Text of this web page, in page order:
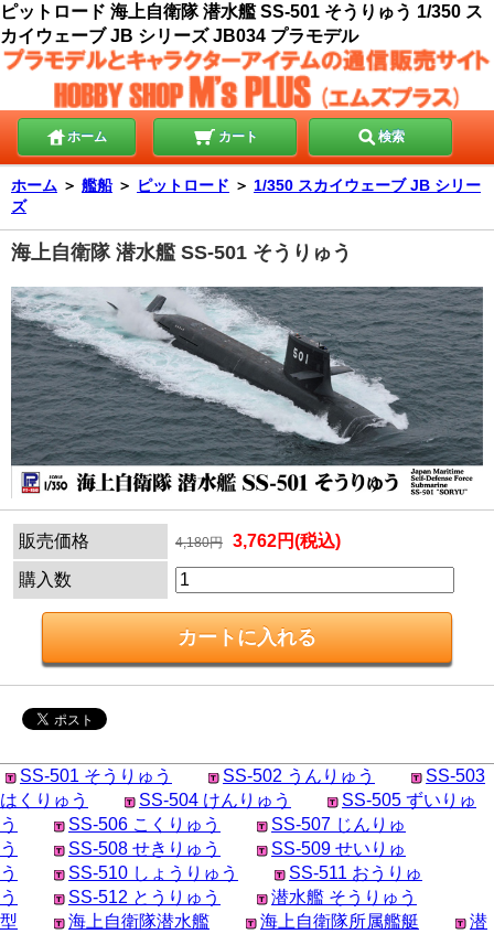
ピットロード 海上自衛隊 潜水艦 SS-501 そうりゅう 1/350 ス
カイウェーブ JB シリーズ JB034 プラモデル
ホーム カート 検索
ホーム ＞ 艦船＞ ピットロード ＞ 1/350 スカイウェーブ JB シリー
ズ
海上自衛隊 潜水艦 SS-501 そうりゅう
販売価格 4,180円 3,762円(税込)
購入数
SS-501 そうりゅう SS-502 うんりゅう
SS-503
はくりゅう
SS-504 けんりゅう
SS-505 ずいりゅ
う
SS-506 こくりゅう
SS-507 じんりゅ
う
SS-508 せきりゅう
SS-509 せいりゅ
う
SS-510 しょうりゅう
SS-511 おうりゅ
う
SS-512 とうりゅう
潜水艦 そうりゅう
型
海上自衛隊潜水艦 海上自衛隊所属艦艇
潜